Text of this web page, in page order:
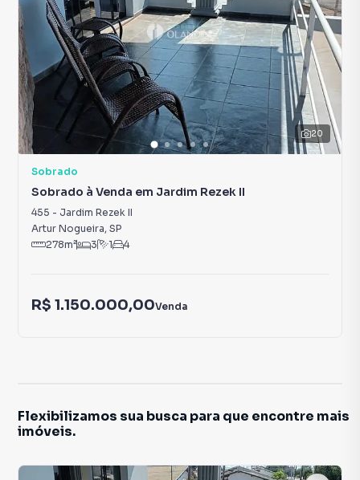
20
Sobrado
Sobrado à Venda em Jardim Rezek II
455 - Jardim Rezek II
Artur Nogueira, SP
278m² 3 1 4
R$ 1.150.000,00Venda
Flexibilizamos sua busca para que encontre mais
imóveis.